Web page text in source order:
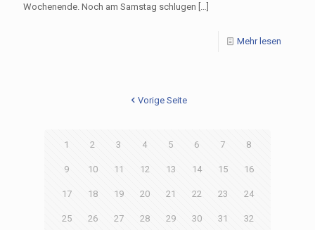
Wochenende. Noch am Samstag schlugen
Mehr lesen
Vorige Seite
1 2 3 4 5 6 7 8
9 10 11 12 13 14 15 16
17 18 19 20 21 22 23 24
25 26 27 28 29 30 31 32